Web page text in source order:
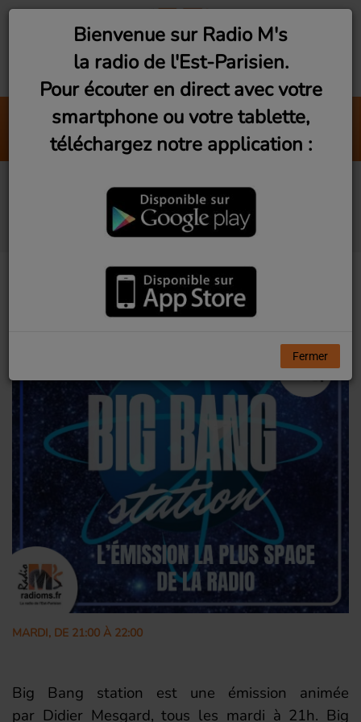
Fan de Funk - 1 (Samedi 21h)
Radio M's (DJ Eric NC)
Big bang station (Mardi
MARDI, DE 21:00 À 22:00
Big Bang station est une émission animée
par Didier Mesgard, tous les mardi à 21h. Big
Bienvenue sur Radio M's
la radio de l'Est-Parisien.
Pour écouter en direct avec votre
smartphone ou votre tablette,
téléchargez notre application :
Fermer